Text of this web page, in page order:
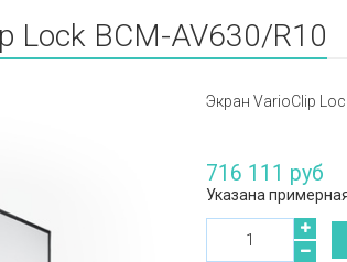
Lock BCM-AV630/R10
Экран VarioClip
716 111 руб
Указана